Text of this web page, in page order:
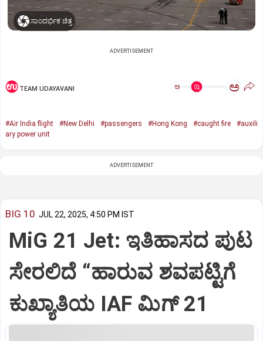
ಸಾಂದರ್ಭಿಕ ಚಿತ್ರ
ADVERTISEMENT
TEAM UDAYAVANI ಅ ಅ
#Air India flight #New Delhi #passengers #Hong Kong #caught fire
#auxili
ary power unit
ADVERTISEMENT
BIG 10 JUL 22, 2025, 4:50 PM IST
MiG 21 Jet: ಇತಿಹಾಸದ ಪುಟ
ಸೇರಲಿದೆ “ಹಾರುವ ಶವಪಟ್ಟಿಗೆ
ಕುಖ್ಯಾತಿಯ IAF ಮಿಗ್‌ 21